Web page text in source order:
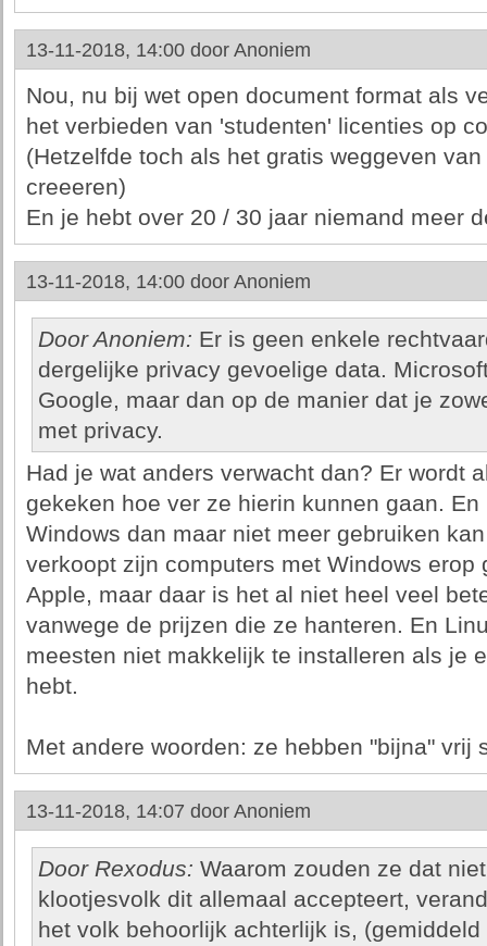
13-11-2018, 14:00 door Anoniem
Nou, nu bij wet open document format als
het verbieden van 'studenten' licenties op
(Hetzelfde toch als het gratis weggeven
creeeren)
En je hebt over 20 / 30 jaar niemand meer
13-11-2018, 14:00 door Anoniem
Door Anoniem: Er is geen enkele
dergelijke privacy gevoelige data.
Google, maar dan op de manier dat je
met privacy.
Had je wat anders verwacht dan? Er wordt
gekeken hoe ver ze hierin kunnen gaan.
Windows dan maar niet meer gebruiken
verkoopt zijn computers met Windows erop
Apple, maar daar is het al niet heel veel
vanwege de prijzen die ze hanteren. En
meesten niet makkelijk te installeren als je
hebt.
Met andere woorden: ze hebben "bijna" vrij
13-11-2018, 14:07 door Anoniem
Door Rexodus: Waarom zouden ze dat
klootjesvolk dit allemaal accepteert,
het volk behoorlijk achterlijk is,